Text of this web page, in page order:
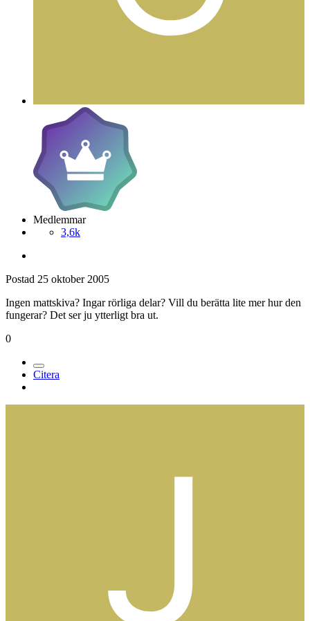
Medlemmar
3,6k
Postad 25 oktober 2005
Ingen mattskiva? Ingar rörliga delar? Vill du berätta lite mer hur den
fungerar? Det ser ju ytterligt bra ut.
0
Citera